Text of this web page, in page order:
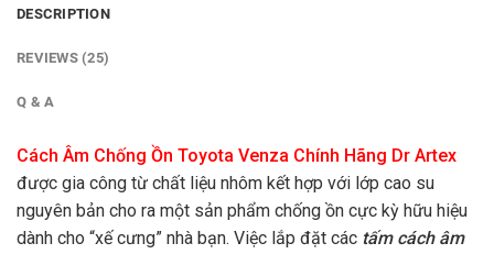
DESCRIPTION
REVIEWS (25)
Q & A
Cách Âm Chống Ồn Toyota Venza Chính Hãng Dr Artex
được gia công từ chất liệu nhôm kết hợp với lớp cao su
nguyên bản cho ra một sản phẩm chống ồn cực kỳ hữu hiệu
dành cho “xế cưng” nhà bạn. Việc lắp đặt các tấm cách âm